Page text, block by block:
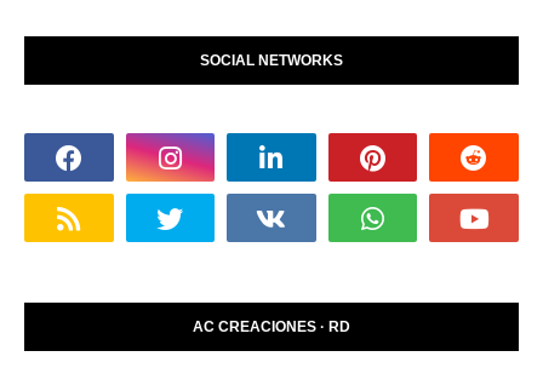
SOCIAL NETWORKS
AC CREACIONES · RD